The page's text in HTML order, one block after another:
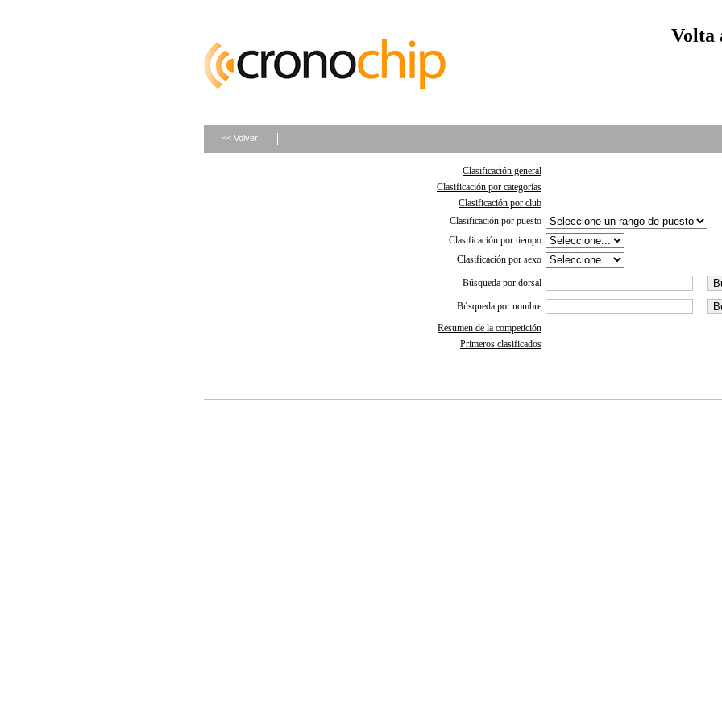
Volta
<< Volver
Clasificación general
Clasificación por categorías
Clasificación por club
Clasificación por puesto
Clasificación por tiempo
Clasificación por sexo
Búsqueda por dorsal
Búsqueda por nombre
Resumen de la competición
Primeros clasificados